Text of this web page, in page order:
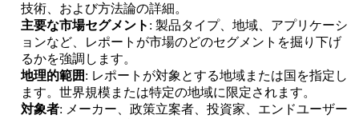
技術、および方法論の詳細。
主要な市場セグメント : 製品タイプ、地域、アプリケーシ
ョンなど、レポートが市場のどのセグメントを掘り下げ
るかを強調します。
地理的範囲: レポートが対象とする地域または国を指定し
ます。世界規模または特定の地域に限定されます。
対象者: メーカー、政策立案者、投資家、エンドユーザー